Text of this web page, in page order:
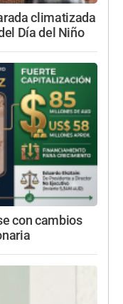
climatizada
Día del Niño
con cambios